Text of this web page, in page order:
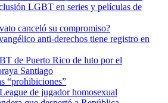
LGBT en series y películas de
canceló su compromiso?
anti-derechos tiene registro en
de Puerto Rico de luto por el
Santiago
“prohibiciones”
de jugador homosexual